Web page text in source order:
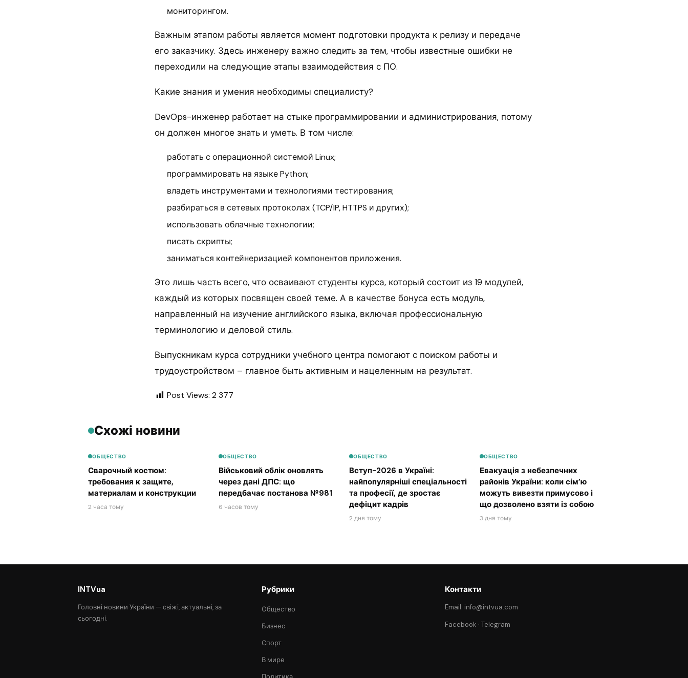
мониторингом.
Важным этапом работы является момент подготовки продукта к релизу и передаче
его заказчику. Здесь инженеру важно следить за тем, чтобы известные ошибки не
переходили на следующие этапы взаимодействия с ПО.
Какие знания и умения необходимы специалисту?
DevOps-инженер работает на стыке программировании и администрирования, потому
он должен многое знать и уметь. В том числе:
работать с операционной системой Linux;
программировать на языке Python;
владеть инструментами и технологиями тестирования;
разбираться в сетевых протоколах (TCP/IP, HTTPS и других);
использовать облачные технологии;
писать скрипты;
заниматься контейнеризацией компонентов приложения.
Это лишь часть всего, что осваивают студенты курса, который состоит из 19 модулей,
каждый из которых посвящен своей теме. А в качестве бонуса есть модуль,
направленный на изучение английского языка, включая профессиональную
терминологию и деловой стиль.
Выпускникам курса сотрудники учебного центра помогают с поиском работы и
трудоустройством – главное быть активным и нацеленным на результат.
Post Views: 2 377
Схожі новини
ОБЩЕСТВО
Сварочный костюм:
требования к защите,
материалам и конструкции
2 часа тому
ОБЩЕСТВО
Військовий облік оновлять
через дані ДПС: що
передбачає постанова №981
6 часов тому
ОБЩЕСТВО
Вступ-2026 в Україні:
найпопулярніші спеціальності
та професії, де зростає
дефіцит кадрів
2 дня тому
ОБЩЕСТВО
Евакуація з небезпечних
районів України: коли сім’ю
можуть вивезти примусово і
що дозволено взяти із собою
3 дня тому
INTVua
Головні новини України — свіжі, актуальні, за
сьогодні.
Рубрики
Общество
Бизнес
Спорт
В мире
Контакти
Email: info@intvua.com
Facebook ·Telegram